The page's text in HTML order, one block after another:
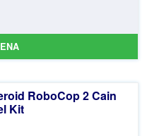
RoboCop 2 Cain
Kit